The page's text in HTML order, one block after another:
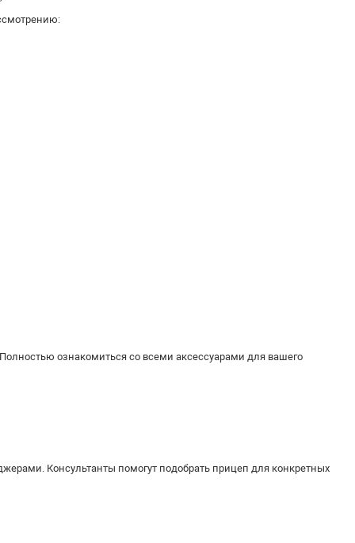
ознакомиться со всеми аксессуарами для вашего
Консультанты помогут подобрать прицеп для конкретных